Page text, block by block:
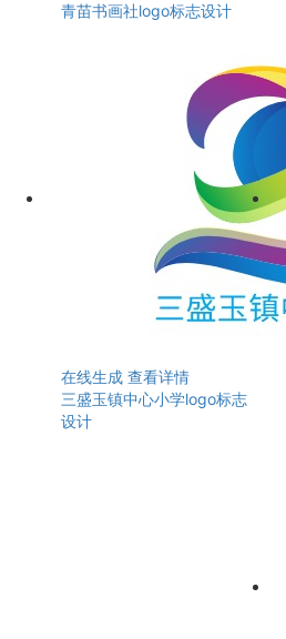
青苗书画社logo标志设计
在线生成 查看详情
三盛玉镇中心小学logo标志
设计